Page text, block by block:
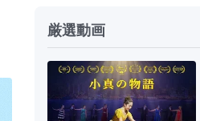
厳選動画